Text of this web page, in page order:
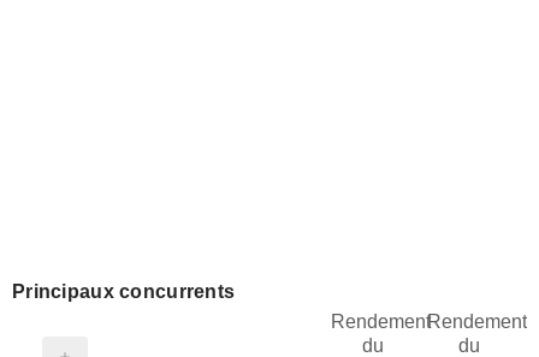
Principaux concurrents
Rendement
du
Rendement
du